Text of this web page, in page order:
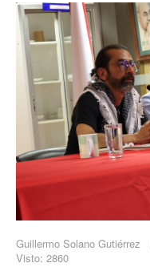
Guillermo Solano Gutiérrez
Visto: 2860